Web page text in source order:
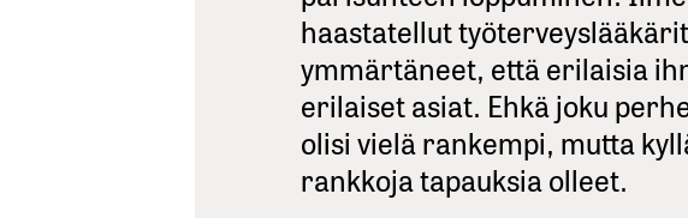
haastatellut
ymmärtäneet, että erilaisia
erilaiset asiat. Ehkä joku
olisi vielä rankempi, mutta
rankkoja tapauksia olleet.